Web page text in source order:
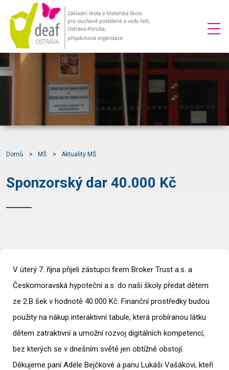
Domů MŠ Aktuality MŠ
Sponzorský dar 40.000 Kč
V úterý 7. října přijeli zástupci firem Broker Trust a.s. a
Českomoravská hypoteční a.s. do naší školy předat dětem
ze 2.B šek v hodnotě 40.000 Kč. Finanční prostředky budou
použity na nákup interaktivní tabule, která probíranou látku
dětem zatraktivní a umožní rozvoj digitálních kompetencí,
bez kterých se v dnešním světě jen obtížně obstojí.
Děkujeme paní Adéle Bejčkové a panu Lukáši Vašákovi, kteří